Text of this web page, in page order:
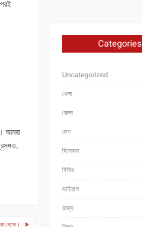
আমরা
থেকে।
Categories
Uncategorized
খেলা
জেলা
দেশ
বিনোদন
বিবিধ
ভাইরাল
রাজ্য